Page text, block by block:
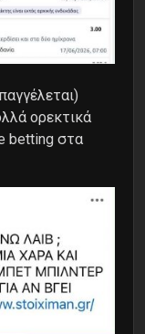
ορεκτικά
betting στα